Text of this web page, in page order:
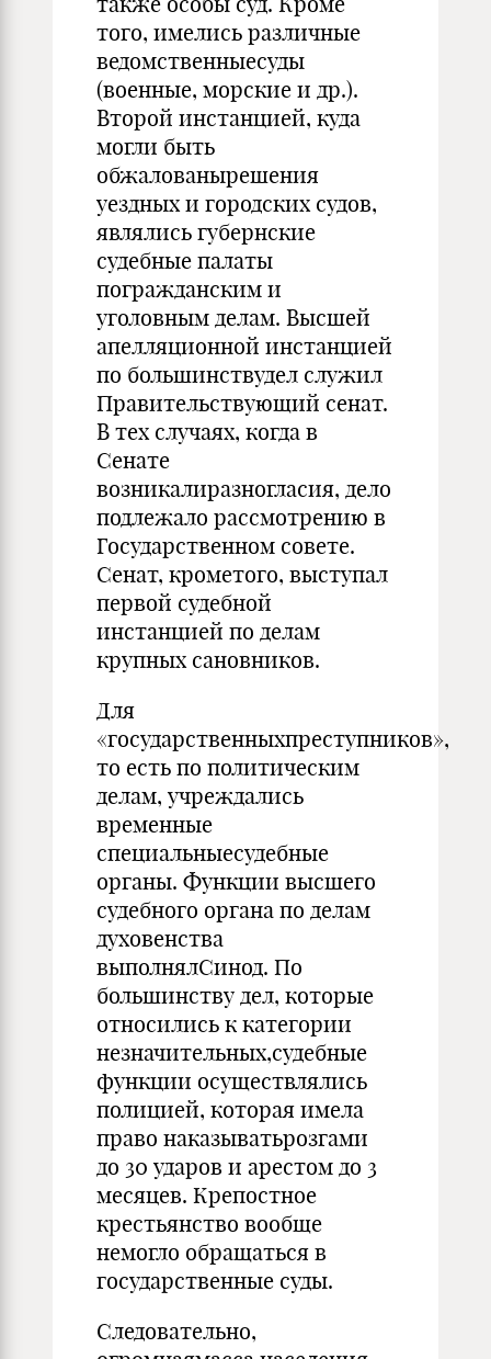
того, имелись различные
ведомственныесуды
(военные, морские и др.).
Второй инстанцией, куда
могли быть
обжалованырешения
уездных и городских судов,
являлись губернские
судебные палаты
погражданским и
уголовным делам. Высшей
апелляционной инстанцией
по большинствудел служил
Правительствующий сенат.
В тех случаях, когда в
Сенате
возникалиразногласия, дело
подлежало рассмотрению в
Государственном совете.
Сенат, крометого, выступал
первой судебной
инстанцией по делам
крупных сановников.
Для
«государственныхпреступников»,
то есть по политическим
делам, учреждались
временные
специальныесудебные
органы. Функции высшего
судебного органа по делам
духовенства
выполнялСинод. По
большинству дел, которые
относились к категории
незначительных,судебные
функции осуществлялись
полицией, которая имела
право наказыватьрозгами
до 30 ударов и арестом до 3
месяцев. Крепостное
крестьянство вообще
немогло обращаться в
государственные суды.
Следовательно,